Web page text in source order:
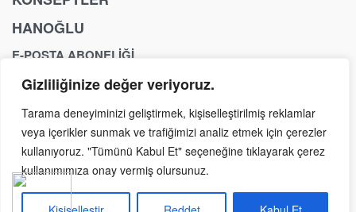
Gizliliğinize değer veriyoruz.
Tarama deneyiminizi geliştirmek, kişiselleştirilmiş reklamlar
veya içerikler sunmak ve trafiğimizi analiz etmek için çerezler
kullanıyoruz. "Tümünü Kabul Et" seçeneğine tıklayarak çerez
kullanımımıza onay vermiş olursunuz.
Kuaför Koltukları
Kuaför Tezgahı
Güzellik & SPA
Anchor
Exclusive
Royal
Dream
Konseptler
HANOĞLU
İletişim
Yasal Sayfalar
E-POSTA ABONELİĞİ
Yeni ürünler, özel teklifler, mağaza etkinlikleri ve haberler
hakkında ilk siz bilgi alın.
Copyright © Hanoğlu Concept 2026 – Tüm Hakları Saklıdır.